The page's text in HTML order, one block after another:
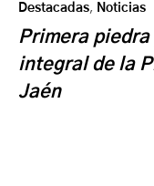
Destacadas, Noticias
Primera
integral de la
Jaén